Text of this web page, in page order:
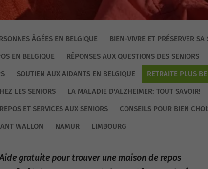
ÂGÉES EN BELGIQUE
BIEN-VIVRE ET PRÉSERVER
EN BELGIQUE
RÉPONSES AUX QUESTIONS DES SENIORS
SOUTIEN AUX AIDANTS EN BELGIQUE
RETRAITE PLUS
LES SENIORS
LA MALADIE D'ALZHEIMER: TOUT SAVOIR!
ET SERVICES AUX SENIORS
CONSEILS POUR BIEN
WALLON NAMUR LIMBOURG
gratuite pour trouver une maison de repos